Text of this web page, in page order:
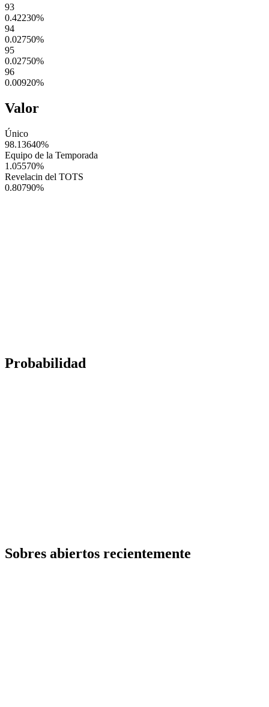
93
0.42230%
94
0.02750%
95
0.02750%
96
0.00920%
Valor
Único
98.13640%
Equipo de la Temporada
1.05570%
Revelacin del TOTS
0.80790%
Probabilidad
Sobres abiertos recientemente